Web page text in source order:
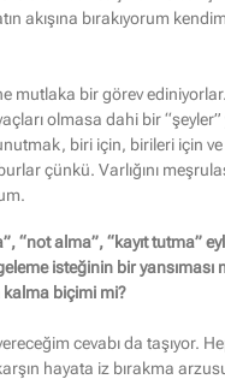
akışına bırakıyorum
mutlaka bir görev
olmasa dahi bir
biri için, birileri için
çünkü. Varlığını
“not alma”, “kayıt tutma”
isteğinin bir yansıması
kalma biçimi mi?
cevabı da taşıyor.
hayata iz bırakma